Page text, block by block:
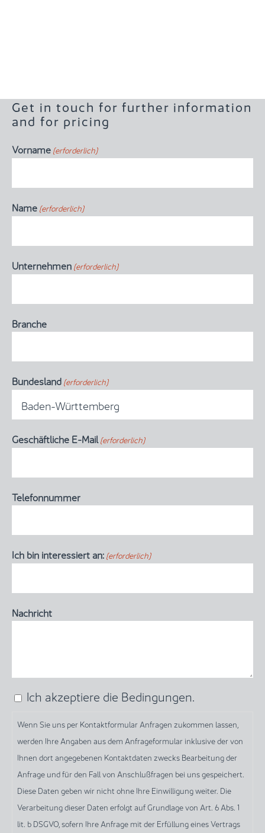
Get in touch for further information
and for pricing
Vorname(erforderlich)
Name(erforderlich)
Unternehmen(erforderlich)
Branche
Bundesland(erforderlich)
Geschäftliche E-Mail(erforderlich)
Telefonnummer
Ich bin interessiert an:(erforderlich)
Nachricht
Wenn
uns
per
Kontaktformular
Anfragen
zukommen
lassen,
werden
Ich akzeptiere die Bedingungen.
Wenn Sie uns per Kontaktformular Anfragen zukommen lassen,
werden Ihre Angaben aus dem Anfrageformular inklusive der von
Ihnen dort angegebenen Kontaktdaten zwecks Bearbeitung der
Anfrage und für den Fall von Anschlußfragen bei uns gespeichert.
Diese Daten geben wir nicht ohne Ihre Einwilligung weiter. Die
Verarbeitung dieser Daten erfolgt auf Grundlage von Art. 6 Abs. 1
lit. b DSGVO, sofern Ihre Anfrage mit der Erfüllung eines Vertrags